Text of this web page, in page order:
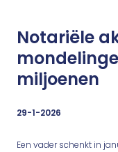
Notariële
miljoenen
29-1-2026
Een vader schenkt in